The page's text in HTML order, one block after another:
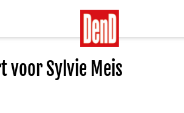
voor Sylvie Meis